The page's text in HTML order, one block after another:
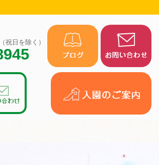
祝日を除く）